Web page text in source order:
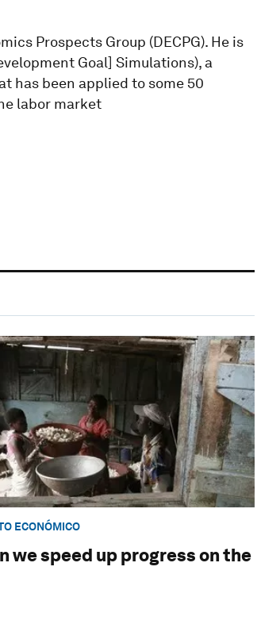
Prospects Group (DECPG). He is
Goal] Simulations), a
has been applied to some 50
labor market
ECONÓMICO
we speed up progress on the